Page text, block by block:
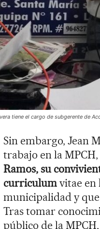
tiene el cargo de subgerente de
Sin embargo, Jean
trabajo en la
Ramos, su
curriculumvitae en
municipalidad y
Tras tomar
público de la